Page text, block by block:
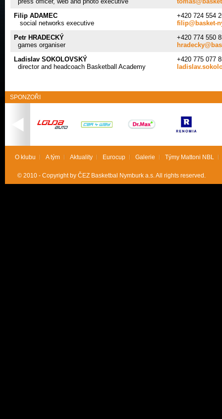
Filip ADAMEC
social networks executive
+420 724 554
filip@basket-
Petr HRADECKÝ
games organiser
+420 774 550
Ladislav SOKOLOVSKÝ
director and headcoach Basketball Academy
+420 775 077
SPONZOŘI
O klubu A tým Aktuality Eurocup Galerie Týmy Mattoni NBL
© 2010 - Copyright by ČEZ Basketbal Nymburk a.s. All rights reserved.